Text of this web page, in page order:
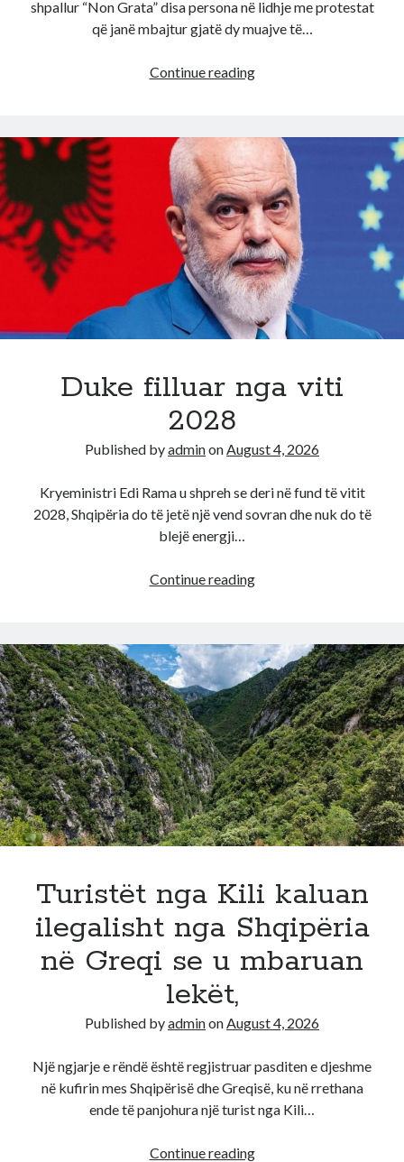
shpallur “Non Grata” disa persona në lidhje me protestat
që janë mbajtur gjatë dy muajve të…
Continue readingE
shqiptar
shpall
Non
Grata
dy
“hoxhallarët”
e
njohur,
dyshohet
se
bënin
Duke filluar nga viti
2028
Published byadminonAugust 4, 2026
Kryeministri Edi Rama u shpreh se deri në fund të vitit
2028, Shqipëria do të jetë një vend sovran dhe nuk do të
blejë energji…
Continue readingDuke
viti
2028
Turistët nga Kili kaluan
ilegalisht nga Shqipëria
në Greqi se u mbaruan
lekët,
Published byadminonAugust 4, 2026
Një ngjarje e rëndë është regjistruar pasditen e djeshme
në kufirin mes Shqipërisë dhe Greqisë, ku në rrethana
ende të panjohura një turist nga Kili…
Continue readingTuristët